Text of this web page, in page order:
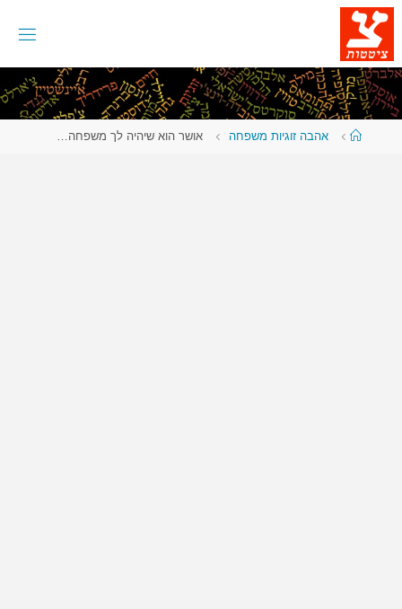
דלגו
לתוכן
עמודאהבה זוגיות משפחה אושר הוא שיהיה לך משפחה…